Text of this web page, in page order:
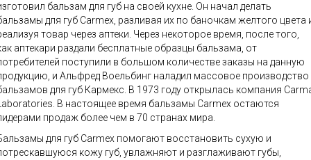
бальзам для губ на своей кухне. Он начал делать
для губ Carmex, разливая их по баночкам желтого цвета
товар через аптеки. Через некоторое время, после того,
аптекари раздали бесплатные образцы бальзама, от
поступили в большом количестве заказы на данную
и Альфред Воельбинг наладил массовое производство
для губ Кармекс. В 1973 году открылась компания
В настоящее время бальзамы Carmex остаются
продаж более чем в 70 странах мира.
для губ Carmex помогают восстановить сухую и
кожу губ, увлажняют и разглаживают губы,